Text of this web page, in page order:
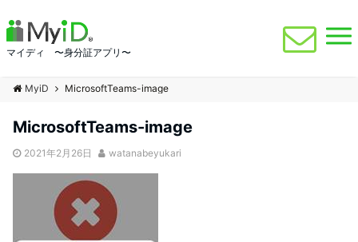
マイディ 〜身分証アプリ〜
MyiD MicrosoftTeams-image
MicrosoftTeams-image
2021年2月26日 watanabeyukari